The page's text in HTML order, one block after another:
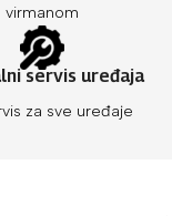
virmanom
servis uređaja
za sve uređaje